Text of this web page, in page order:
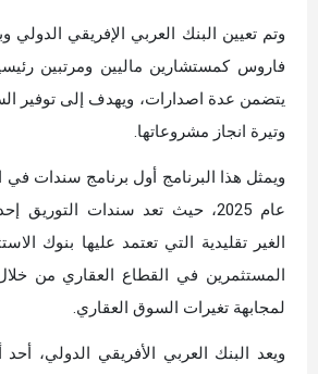
وتم تعيين البنك العربي الإفريقي الدولي
فاروس كمستشارين ماليين ومرتبين
يتضمن عدة اصدارات، ويهدف إلى توفير
وتيرة انجاز مشروعاتها.
ويمثل هذا البرنامج أول برنامج سندات في
عام 2025، حيث تعد سندات التوريق
الغير تقليدية التي تعتمد عليها بنوك
المستثمرين في القطاع العقاري من
لمجابهة تغيرات السوق العقاري.
ويعد البنك العربي الأفريقي الدولي، أحد